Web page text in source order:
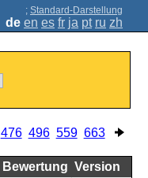
; Standard-Darstellung
de en es fr ja pt ru zh
476 496 559 663
Bewertung Version